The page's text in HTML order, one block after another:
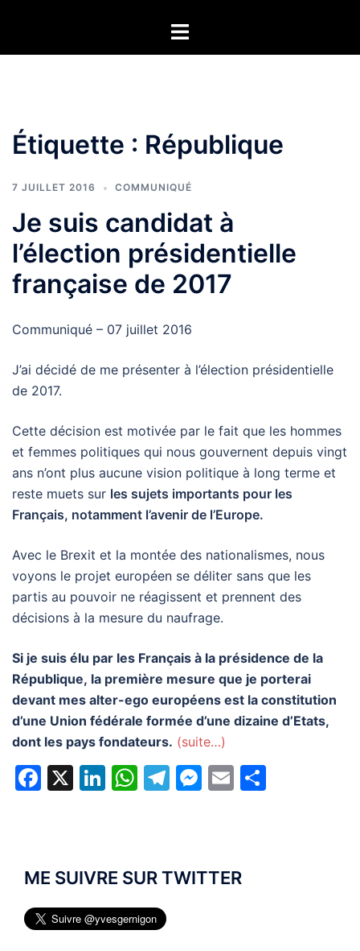
contenu
Ouvrir/fermer
Étiquette : République
7 JUILLET 2016 COMMUNIQUÉ
Je suis candidat à
l’élection présidentielle
française de 2017
Communiqué – 07 juillet 2016
J’ai décidé de me présenter à l’élection présidentielle
de 2017.
Cette décision est motivée par le fait que les hommes
et femmes politiques qui nous gouvernent depuis vingt
ans n’ont plus aucune vision politique à long terme et
reste muets sur les sujets importants pour les
Français, notamment l’avenir de l’Europe.
Avec le Brexit et la montée des nationalismes, nous
voyons le projet européen se déliter sans que les
partis au pouvoir ne réagissent et prennent des
décisions à la mesure du naufrage.
Si je suis élu par les Français à la présidence de la
République, la première mesure que je porterai
devant mes alter-ego européens est la constitution
d’une Union fédérale formée d’une dizaine d’Etats,
dont les pays fondateurs. (suite…)
Facebook
X LinkedIn
WhatsApp
Telegram
Messenger
Email
ME SUIVRE SUR TWITTER